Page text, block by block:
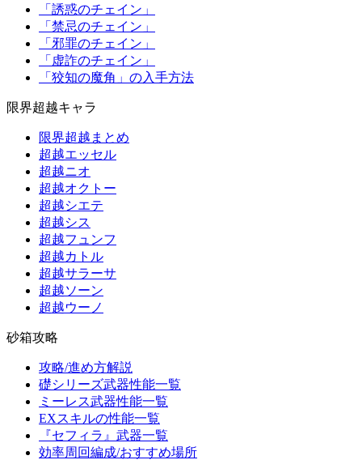
「誘惑のチェイン」
「禁忌のチェイン」
「邪罪のチェイン」
「虚詐のチェイン」
「狡知の魔角」の入手方法
限界超越キャラ
限界超越まとめ
超越エッセル
超越ニオ
超越オクトー
超越シエテ
超越シス
超越フュンフ
超越カトル
超越サラーサ
超越ソーン
超越ウーノ
砂箱攻略
攻略/進め方解説
礎シリーズ武器性能一覧
ミーレス武器性能一覧
EXスキルの性能一覧
『セフィラ』武器一覧
効率周回編成/おすすめ場所